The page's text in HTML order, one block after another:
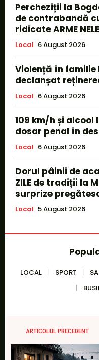
Percheziții la
de contrabandă
ridicate ARME
Local 6 August 2026
Violență în familie
declanșat
Local 6 August 2026
109 km/h și alcool
dosar penal în
Local 6 August 2026
Dorul pâinii de
ZILE de tradiții la
surprize
Local 5 August 2026
LOCAL SPORT
ARTICOLUL PRECEDENT